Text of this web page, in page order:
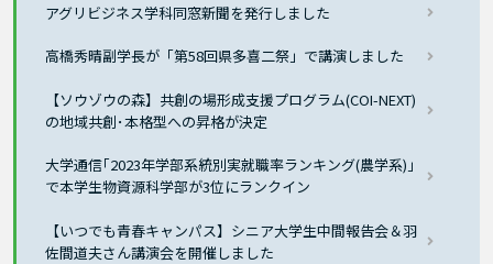
アグリビジネス学科同窓新聞を発行しました
高橋秀晴副学長が「第58回県多喜二祭」で講演しました
【ソウゾウの森】共創の場形成支援プログラム(COI-NEXT)
の地域共創･本格型への昇格が決定
大学通信｢2023年学部系統別実就職率ランキング(農学系)｣
で本学生物資源科学部が3位にランクイン
【いつでも青春キャンパス】シニア大学生中間報告会＆羽
佐間道夫さん講演会を開催しました